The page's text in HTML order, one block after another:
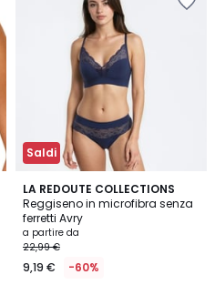
Saldi
LA REDOUTE COLLECTIONS
Reggiseno in microfibra senza
ferretti Avry
a partire da
22,99 €
9,19 € -60%
4,2
/ 5
3
Colori